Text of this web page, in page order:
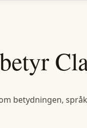
betydningen,